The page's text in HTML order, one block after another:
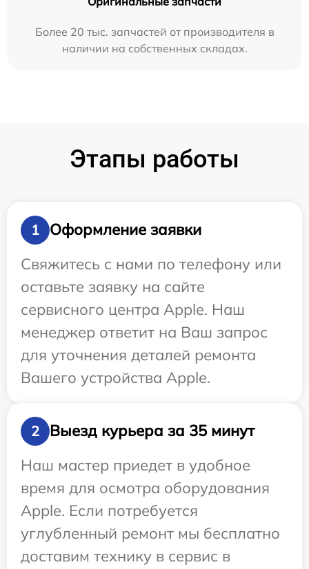
Более 20 тыс. запчастей от производителя в
наличии на собственных складах.
Этапы работы
1
Оформление заявки
Свяжитесь с нами по телефону или
оставьте заявку на сайте
сервисного центра Apple. Наш
менеджер ответит на Ваш запрос
для уточнения деталей ремонта
Вашего устройства Apple.
2
Выезд курьера за 35 минут
Наш мастер приедет в удобное
время для осмотра оборудования
Apple. Если потребуется
углубленный ремонт мы бесплатно
доставим технику в сервис в